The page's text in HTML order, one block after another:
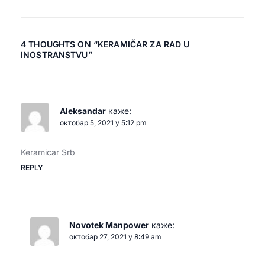
4 THOUGHTS ON “KERAMIČAR ZA RAD U
INOSTRANSTVU”
Aleksandar каже:
октобар 5, 2021 у 5:12 pm
Keramicar Srb
REPLY
Novotek Manpower каже:
октобар 27, 2021 у 8:49 am